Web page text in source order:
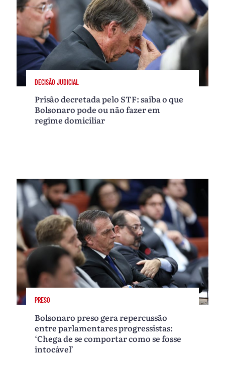
DECISÃO JUDICIAL
Prisão decretada pelo STF: saiba o que
Bolsonaro pode ou não fazer em
regime domiciliar
PRESO
Bolsonaro preso gera repercussão
entre parlamentares progressistas:
‘Chega de se comportar como se fosse
intocável’